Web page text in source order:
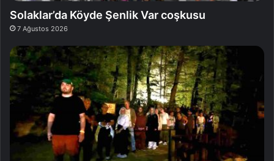
Solaklar’da Köyde Şenlik Var coşkusu
7 Ağustos 2026